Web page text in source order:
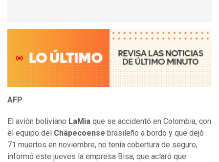
AFP
El avión boliviano LaMia que se accidentó en Colombia, con
el equipo del Chapecoense brasileño a bordo y que dejó
71 muertos en noviembre, no tenía cobertura de seguro,
informó este jueves la empresa Bisa, que aclaró que